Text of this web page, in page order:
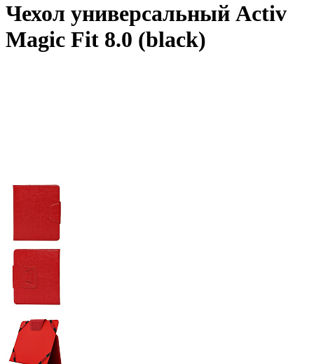
Чехол универсальный Activ
Magic Fit 8.0 (black)